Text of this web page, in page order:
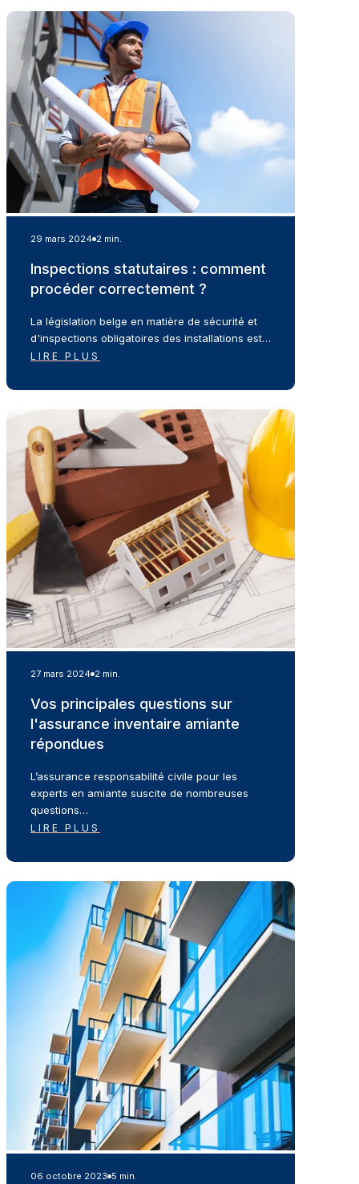
29 mars 2024 2 min.
Inspections statutaires : comment
procéder correctement ?
La législation belge en matière de sécurité et
d'inspections obligatoires des installations est…
LIRE PLUS
27 mars 2024 2 min.
Vos principales questions sur
l'assurance inventaire amiante
répondues
L’assurance responsabilité civile pour les
experts en amiante suscite de nombreuses
questions…
LIRE PLUS
06 octobre 2023 5 min.